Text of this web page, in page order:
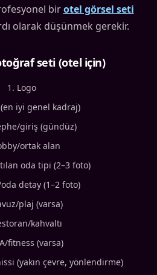
birotel görsel seti
olarak düşünmek gerekir.
seti (otel için)
Logo
iyi genel kadraj)
giriş (gündüz)
ortak alan
oda tipi (2–3 foto)
detay (1–2 foto)
plaj (varsa)
kahvaltı
fitness (varsa)
(yakın çevre, yönlendirme)